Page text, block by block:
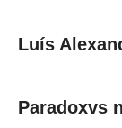
Luís
Paradoxvs